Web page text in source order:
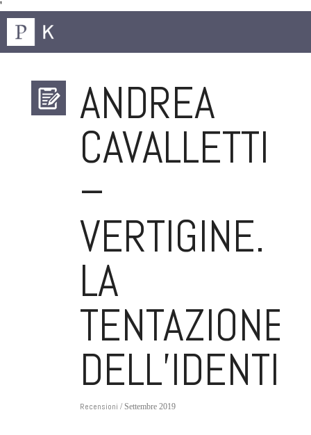
'
ANDREA
CAVALLETTI
–
VERTIGINE.
LA
TENTAZIONE
Recensioni / Settembre 2019